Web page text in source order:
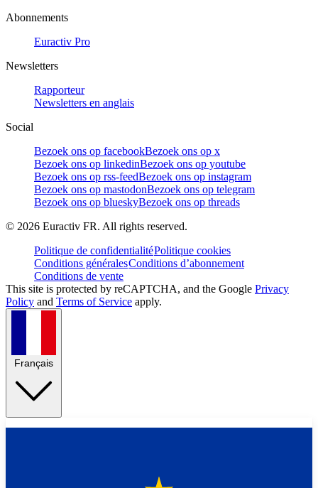
Abonnements
Euractiv Pro
Newsletters
Rapporteur
Newsletters en anglais
Social
Bezoek ons op facebookBezoek ons op x
Bezoek ons op linkedinBezoek ons op youtube
Bezoek ons op rss-feedBezoek ons op instagram
Bezoek ons op mastodonBezoek ons op telegram
Bezoek ons op blueskyBezoek ons op threads
© 2026 Euractiv FR. All rights reserved.
Politique de confidentialitéPolitique cookies
Conditions généralesConditions d’abonnement
Conditions de vente
This site is protected by reCAPTCHA, and the Google Privacy
Policy and Terms of Service apply.
Français